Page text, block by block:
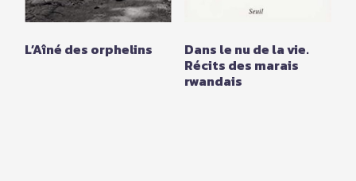
L’Aîné des orphelins
Dans le nu de la vie.
Récits des marais
rwandais